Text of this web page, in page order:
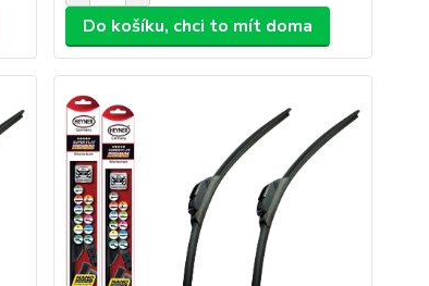
Do košíku, chci to mít doma